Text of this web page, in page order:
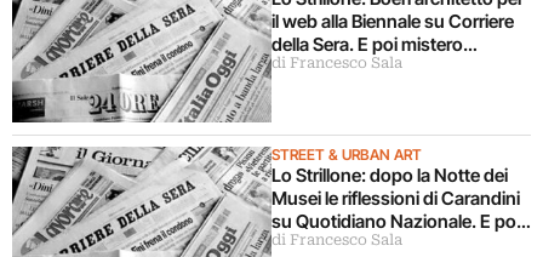
il web alla Biennale su Corriere
della Sera. E poi mistero
Veronese, delude il Pasolini di
di Francesco Sala
STREET & URBAN ART
Lo Strillone: dopo la Notte dei
Musei le riflessioni di Carandini
su Quotidiano Nazionale. E poi
la collezione Testino a Torino…
di Francesco Sala